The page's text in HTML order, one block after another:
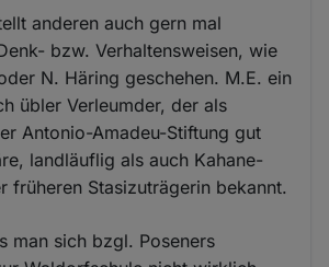
anderen auch gern mal
bzw. Verhaltensweisen, wie
N. Häring geschehen. M.E. ein
übler Verleumder, der als
Antonio-Amadeu-Stiftung gut
landläuflig als auch Kahane-
früheren Stasizuträgerin bekannt.
man sich bzgl. Poseners